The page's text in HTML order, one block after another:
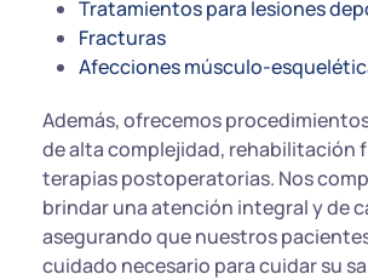
Tratamientos para lesiones
Fracturas
Afecciones músculo-
Además, ofrecemos
de alta complejidad, rehabilitación
terapias postoperatorias. Nos
brindar una atención integral y de
asegurando que nuestros
cuidado necesario para cuidar su